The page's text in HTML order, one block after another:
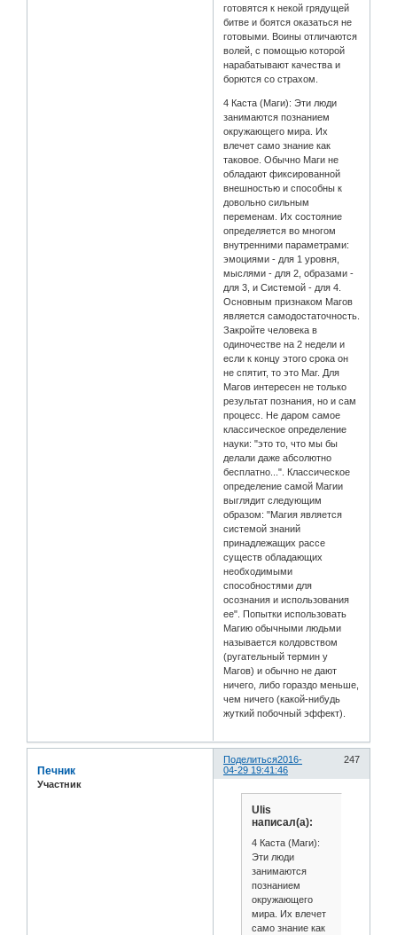
готовятся к некой грядущей
битве и боятся оказаться не
готовыми. Воины отличаются
волей, с помощью которой
нарабатывают качества и
борются со страхом.
4 Каста (Маги): Эти люди
занимаются познанием
окружающего мира. Их
влечет само знание как
таковое. Обычно Маги не
обладают фиксированной
внешностью и способны к
довольно сильным
переменам. Их состояние
определяется во многом
внутренними параметрами:
эмоциями - для 1 уровня,
мыслями - для 2, образами -
для 3, и Системой - для 4.
Основным признаком Магов
является самодостаточность.
Закройте человека в
одиночестве на 2 недели и
если к концу этого срока он
не спятит, то это Маг. Для
Магов интересен не только
результат познания, но и сам
процесс. Не даром самое
классическое определение
науки: "это то, что мы бы
делали даже абсолютно
бесплатно...". Классическое
определение самой Магии
выглядит следующим
образом: "Магия является
системой знаний
принадлежащих рассе
существ обладающих
необходимыми
способностями для
осознания и использования
ее". Попытки использовать
Магию обычными людьми
называется колдовством
(ругательный термин у
Магов) и обычно не дают
ничего, либо гораздо меньше,
чем ничего (какой-нибудь
жуткий побочный эффект).
Поделиться 247
2016-
04-29 19:41:46
Печник
Участник
Ulis
написал(а):
4 Каста (Маги):
Эти люди
занимаются
познанием
окружающего
мира. Их влечет
само знание как